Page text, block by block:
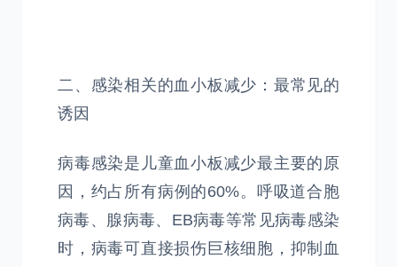
二、感染相关的血小板减少：最常见的
诱因
病毒感染是儿童血小板减少最主要的原
因，约占所有病例的60%。呼吸道合胞
病毒、腺病毒、EB病毒等常见病毒感染
时，病毒可直接损伤巨核细胞，抑制血